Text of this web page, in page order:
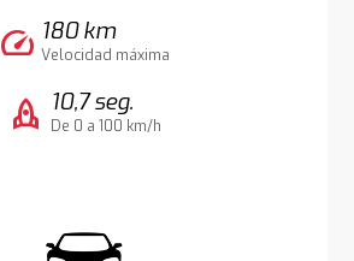
speed 180 km
Velocidad máxima
rocket 10,7 seg.
De 0 a 100 km/h